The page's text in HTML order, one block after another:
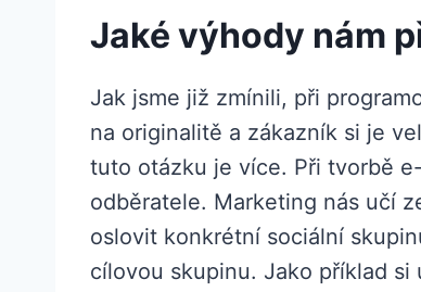
Jaké výhody nám
Jak jsme již zmínili, při
na originalitě a zákazník si je
tuto otázku je více. Při tvorbě
odběratele. Marketing nás učí
oslovit konkrétní sociální
cílovou skupinu. Jako příklad